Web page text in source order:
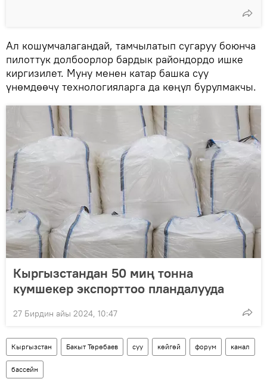
Ал кошумчалагандай, тамчылатып сугаруу боюнча
пилоттук долбоорлор бардык райондордо ишке
киргизилет. Муну менен катар башка суу
үнөмдөөчү технологияларга да көңүл бурулмакчы.
Кыргызстандан 50 миң тонна
кумшекер экспорттоо пландалууда
27 Бирдин айы 2024, 10:47
Кыргызстан Бакыт Төрөбаев суу көйгөй форум канал
бассейн